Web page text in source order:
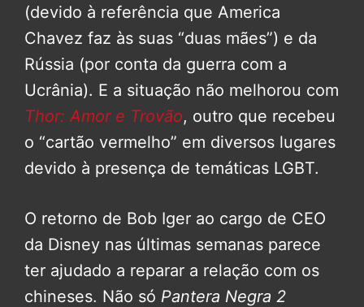
(devido à referência que America
Chavez faz às suas “duas mães”) e da
Rússia (por conta da guerra com a
Ucrânia). E a situação não melhorou com
Thor: Amor e Trovão, outro que recebeu
o “cartão vermelho” em diversos lugares
devido à presença de temáticas LGBT.
O retorno de Bob Iger ao cargo de CEO
da Disney nas últimas semanas parece
ter ajudado a reparar a relação com os
chineses. Não só Pantera Negra 2